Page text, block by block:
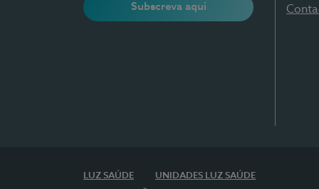
Subscreva aqui
LUZ SAÚDE UNIDADES LUZ SAÚDE